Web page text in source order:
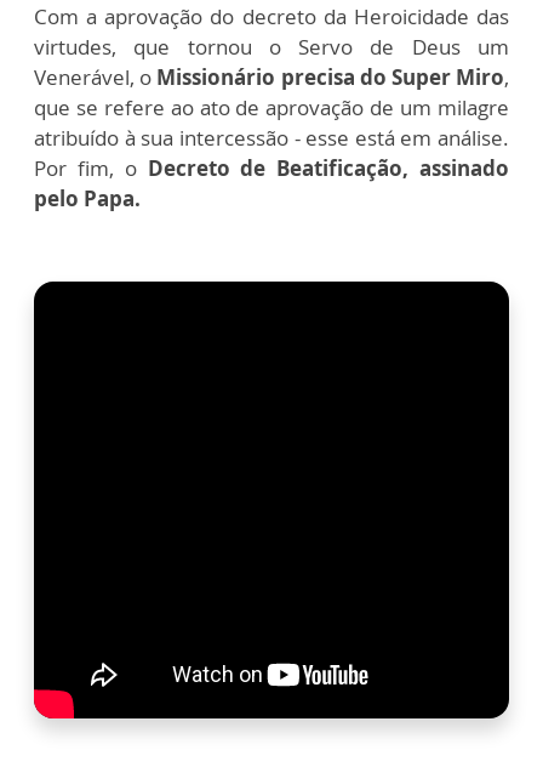
Com a aprovação do decreto da Heroicidade das
virtudes, que tornou o Servo de Deus um
Venerável, o Missionário precisa do Super Miro,
que se refere ao ato de aprovação de um milagre
atribuído à sua intercessão - esse está em análise.
Por fim, oDecreto de Beatificação, assinado
pelo Papa.